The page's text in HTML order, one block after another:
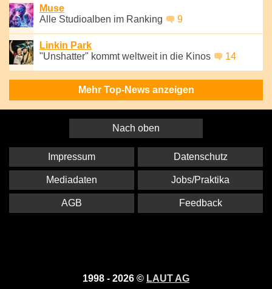
Muse
Alle Studioalben im Ranking
9
Linkin Park
"Unshatter" kommt weltweit in die Kinos
14
Mehr Top-News anzeigen
Nach oben
1998 - 2026 © LAUT AG
Impressum Datenschutz
Mediadaten Jobs/Praktika
AGB Feedback